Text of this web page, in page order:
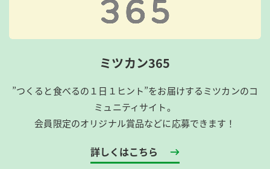
ミツカン365
”つくると食べるの１日１ヒント”をお届けするミツカンのコ
ミュニティサイト。
会員限定のオリジナル賞品などに応募できます！
詳しくはこちら